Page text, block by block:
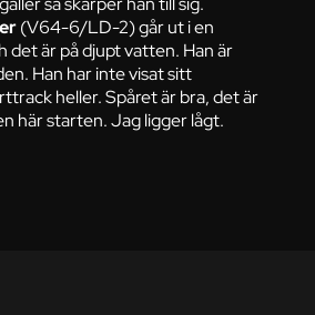
(V64-6/LD-2) går ut i en
det är på djupt vatten. Han är
Han har inte visat sitt
heller. Spåret är bra, det är
här starten. Jag ligger lågt.